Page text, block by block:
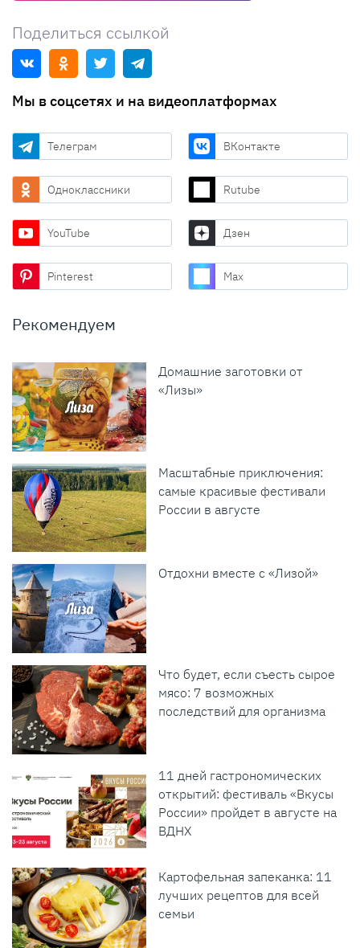
Поделиться ссылкой
Мы в соцсетях и на видеоплатформах
Телеграм ВКонтакте
Одноклассники Rutube
YouTube Дзен
Pinterest Max
Рекомендуем
Домашние заготовки от
«Лизы»
Масштабные приключения:
самые красивые фестивали
России в августе
Отдохни вместе с «Лизой»
Что будет, если съесть сырое
мясо: 7 возможных
последствий для организма
11 дней гастрономических
открытий: фестиваль «Вкусы
России» пройдет в августе на
ВДНХ
Картофельная запеканка: 11
лучших рецептов для всей
семьи